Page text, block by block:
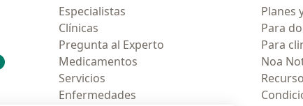
Especialistas
Clínicas
Pregunta al Experto
Medicamentos
Servicios
Enfermedades
Planes
Para
Para
Noa